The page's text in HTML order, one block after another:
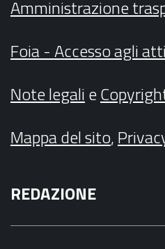
Amministrazione
Foia - Accesso agli atti
Note legalie
Mappa del sito,
REDAZIONE